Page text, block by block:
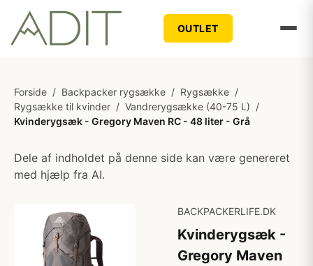
OUTLET
Forside / Backpacker rygsække / Rygsække /
Rygsække til kvinder / Vandrerygsække (40-75 L) /
Kvinderygsæk - Gregory Maven RC - 48 liter - Grå
Dele af indholdet på denne side kan være genereret
med hjælp fra AI.
BACKPACKERLIFE.DK
Kvinderygsæk -
Gregory Maven